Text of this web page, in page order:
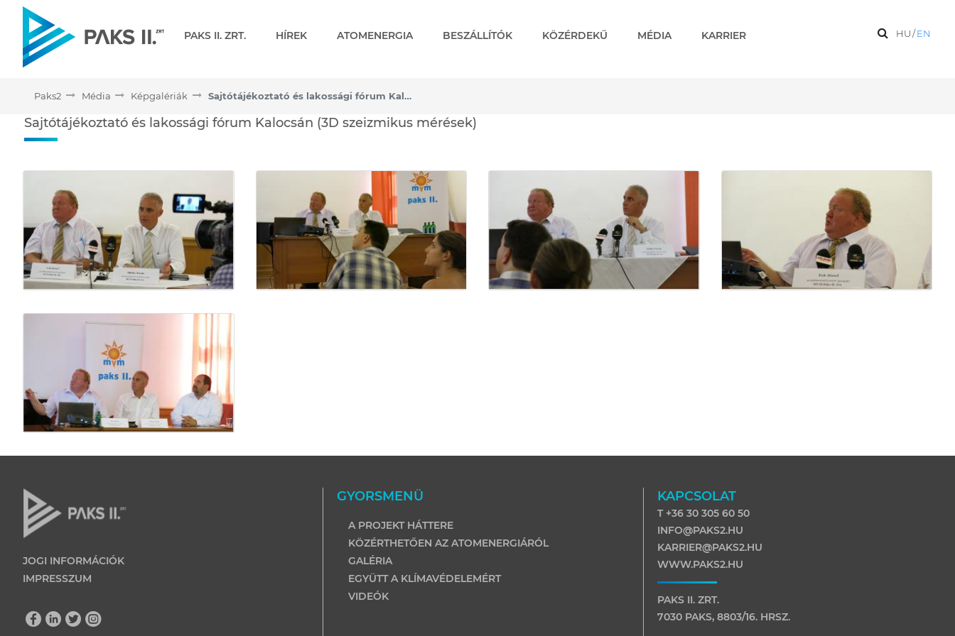
PAKS II. ZRT. HÍREK ATOMENERGIA BESZÁLLÍTÓK KÖZÉRDEKŰ MÉDIA KARRIER HU/EN
Paks2 Média Képgalériák Sajtótájékoztató és lakossági fórum Kalocsán (3D szeizmikus mérések)
Sajtótájékoztató és lakossági fórum Kalocsán (3D szeizmikus mérések) -
Sajtótájékoztató és lakossági fórum Kalocsán (3D szeizmikus mérések)
JOGI INFORMÁCIÓK
IMPRESSZUM
GYORSMENÜ
A PROJEKT HÁTTERE
KÖZÉRTHETŐEN AZ ATOMENERGIÁRÓL
GALÉRIA
EGYÜTT A KLÍMAVÉDELEMÉRT
VIDEÓK
KAPCSOLAT
T +36 30 305 60 50
INFO@PAKS2.HU
KARRIER@PAKS2.HU
WWW.PAKS2.HU
PAKS II. ZRT.
7030 PAKS, 8803/16. HRSZ.